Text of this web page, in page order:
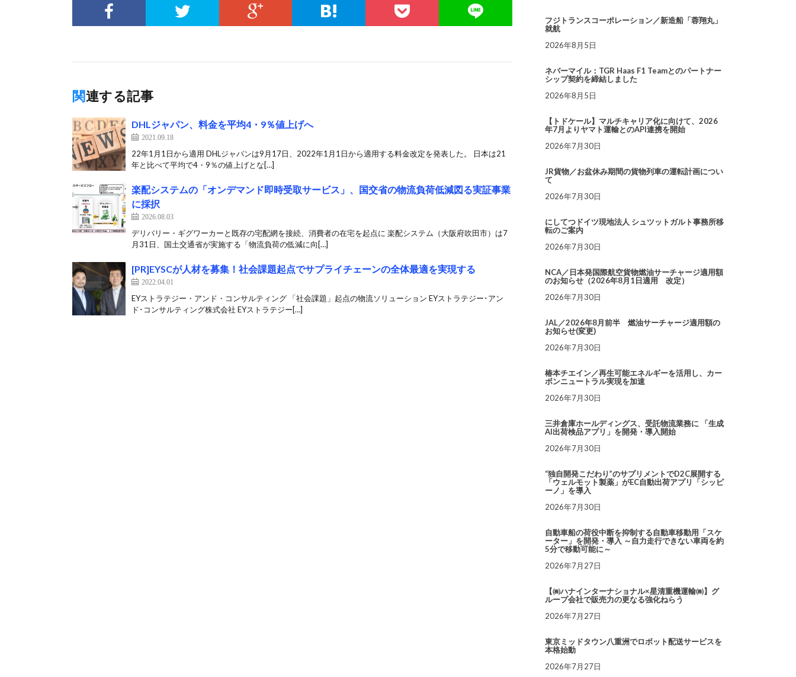
関連する記事
DHLジャパン、料金を平均4・9％値上げへ
2021.09.18
22年1月1日から適用 DHLジャパンは9月17日、2022年1月1日から適用する料金改定を発表した。 日本は21
年と比べて平均で4・9％の値上げとな[…]
楽配システムの「オンデマンド即時受取サービス」、国交省の物流負荷低減図る実証事業
に採択
2026.08.03
デリバリー・ギグワーカーと既存の宅配網を接続、消費者の在宅を起点に 楽配システム（大阪府吹田市）は7
月31日、国土交通省が実施する「物流負荷の低減に向[…]
[PR]EYSCが人材を募集！社会課題起点でサプライチェーンの全体最適を実現する
2022.04.01
EYストラテジー・アンド・コンサルティング 「社会課題」起点の物流ソリューション EYストラテジー･アン
ド･コンサルティング株式会社 EYストラテジー[…]
フジトランスコーポレーション／新造船「蓉翔丸」
就航
2026年8月5日
ネバーマイル：TGR Haas F1 Teamとのパートナー
シップ契約を締結しました
2026年8月5日
【トドケール】マルチキャリア化に向けて、2026
年7月よりヤマト運輸とのAPI連携を開始
2026年7月30日
JR貨物／お盆休み期間の貨物列車の運転計画につい
て
2026年7月30日
にしてつドイツ現地法人 シュツットガルト事務所移
転のご案内
2026年7月30日
NCA／日本発国際航空貨物燃油サーチャージ適用額
のお知らせ（2026年8月1日適用 改定）
2026年7月30日
JAL／2026年8月前半 燃油サーチャージ適用額の
お知らせ(変更)
2026年7月30日
椿本チエイン／再生可能エネルギーを活用し、カー
ボンニュートラル実現を加速
2026年7月30日
三井倉庫ホールディングス、受託物流業務に 「生成
AI出荷検品アプリ」を開発・導入開始
2026年7月30日
“独自開発こだわり”のサプリメントでD2C展開する
「ウェルモット製薬」がEC自動出荷アプリ「シッピ
ーノ」を導入
2026年7月30日
自動車船の荷役中断を抑制する自動車移動用「スケ
ーター」を開発・導入 ～自力走行できない車両を約
5分で移動可能に～
2026年7月27日
【㈱ハナインターナショナル×星清重機運輸㈱】グ
ループ会社で販売力の更なる強化ねらう
2026年7月27日
東京ミッドタウン八重洲でロボット配送サービスを
本格始動
2026年7月27日